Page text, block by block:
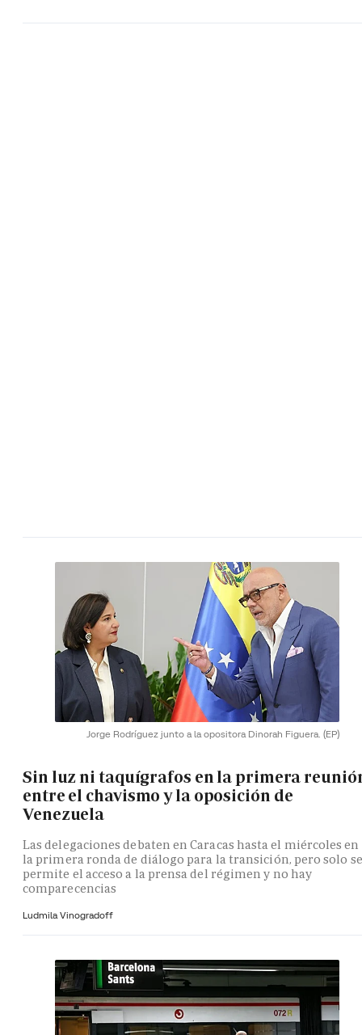
Jorge Rodríguez junto a la opositora Dinorah Figuera. (EP)
Sin luz ni taquígrafos en la primera
entre el chavismo y la oposición de
Venezuela
Las delegaciones debaten en Caracas hasta el miércoles en
la primera ronda de diálogo para la transición, pero solo se
permite el acceso a la prensa del régimen y no hay
comparecencias
Ludmila Vinogradoff